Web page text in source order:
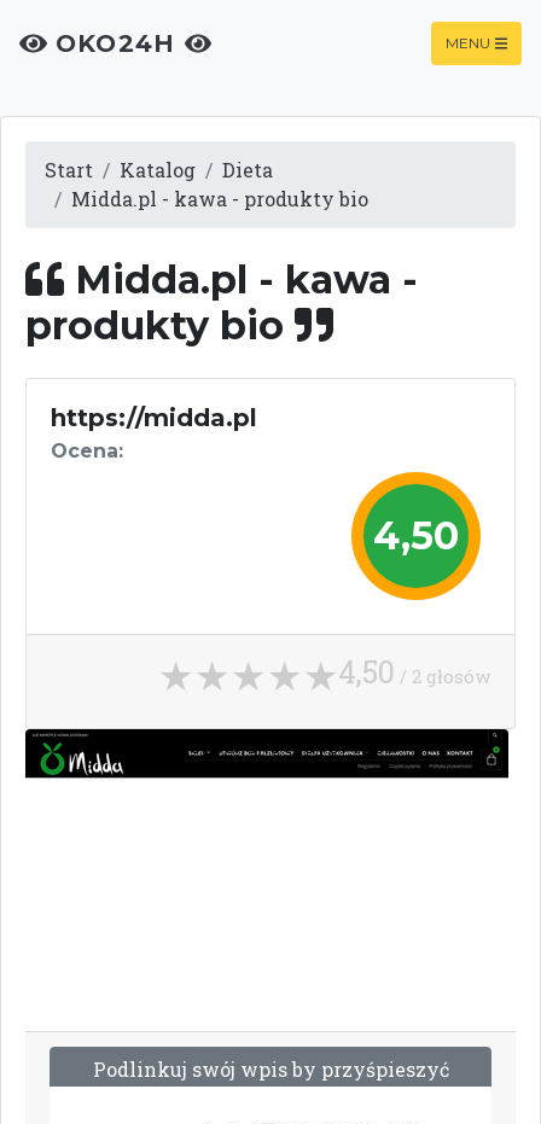
OKO24H MENU
Start Katalog
Dieta
Midda.pl - kawa - produkty bio
Midda.pl - kawa -
produkty bio
https://midda.pl
Ocena:
4,50
4,50 / 2 głosów
Podlinkuj swój wpisby przyśpieszyć